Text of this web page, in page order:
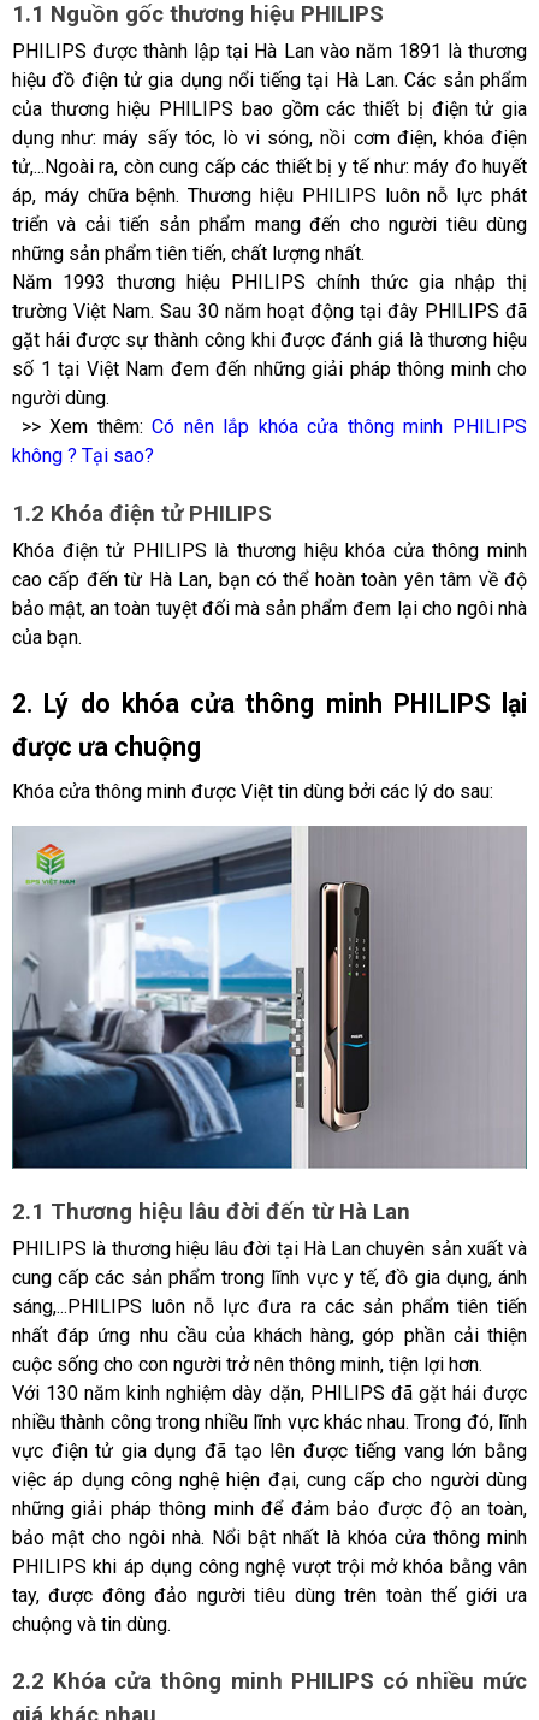
1.1 Nguồn gốc thương hiệu PHILIPS
PHILIPS được thành lập tại Hà Lan vào năm 1891 là thương
hiệu đồ điện tử gia dụng nổi tiếng tại Hà Lan. Các sản phẩm
của thương hiệu PHILIPS bao gồm các thiết bị điện tử gia
dụng như: máy sấy tóc, lò vi sóng, nồi cơm điện, khóa điện
tử,...Ngoài ra, còn cung cấp các thiết bị y tế như: máy đo huyết
áp, máy chữa bệnh. Thương hiệu PHILIPS luôn nỗ lực phát
triển và cải tiến sản phẩm mang đến cho người tiêu dùng
những sản phẩm tiên tiến, chất lượng nhất.
Năm 1993 thương hiệu PHILIPS chính thức gia nhập thị
trường Việt Nam. Sau 30 năm hoạt động tại đây PHILIPS đã
gặt hái được sự thành công khi được đánh giá là thương hiệu
số 1 tại Việt Nam đem đến những giải pháp thông minh cho
người dùng.
>> Xem thêm: Có nên lắp khóa cửa thông minh PHILIPS
không ? Tại sao?
1.2 Khóa điện tử PHILIPS
Khóa điện tử PHILIPS là thương hiệu khóa cửa thông minh
cao cấp đến từ Hà Lan, bạn có thể hoàn toàn yên tâm về độ
bảo mật, an toàn tuyệt đối mà sản phẩm đem lại cho ngôi nhà
của bạn.
2. Lý do khóa cửa thông minh PHILIPS lại
được ưa chuộng
Khóa cửa thông minh được Việt tin dùng bởi các lý do sau:
2.1 Thương hiệu lâu đời đến từ Hà Lan
PHILIPS là thương hiệu lâu đời tại Hà Lan chuyên sản xuất và
cung cấp các sản phẩm trong lĩnh vực y tế, đồ gia dụng, ánh
sáng,...PHILIPS luôn nỗ lực đưa ra các sản phẩm tiên tiến
nhất đáp ứng nhu cầu của khách hàng, góp phần cải thiện
cuộc sống cho con người trở nên thông minh, tiện lợi hơn.
Với 130 năm kinh nghiệm dày dặn, PHILIPS đã gặt hái được
nhiều thành công trong nhiều lĩnh vực khác nhau. Trong đó, lĩnh
vực điện tử gia dụng đã tạo lên được tiếng vang lớn bằng
việc áp dụng công nghệ hiện đại, cung cấp cho người dùng
những giải pháp thông minh để đảm bảo được độ an toàn,
bảo mật cho ngôi nhà. Nổi bật nhất là khóa cửa thông minh
PHILIPS khi áp dụng công nghệ vượt trội mở khóa bằng vân
tay, được đông đảo người tiêu dùng trên toàn thế giới ưa
chuộng và tin dùng.
2.2 Khóa cửa thông minh PHILIPS có nhiều mức